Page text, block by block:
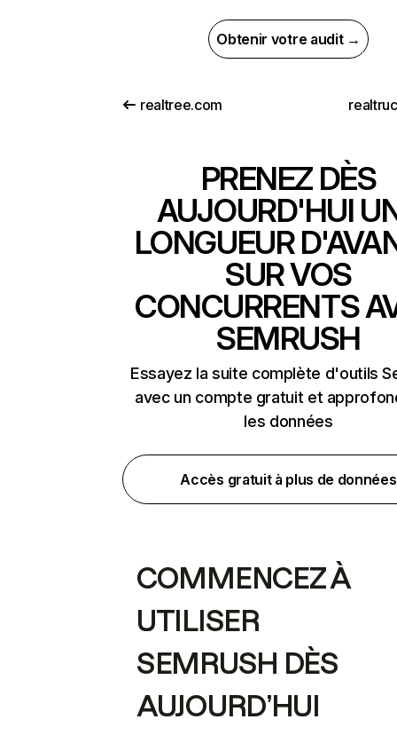
Obtenir votre audit →
realtree.com
PRENEZ DÈS
AUJOURD'HUI
LONGUEUR
SUR VOS
CONCURRENTS
SEMRUSH
Essayez la suite complète d'outils
avec un compte gratuit et
les données
Accès gratuit à plus de données
COMMENCEZ À
UTILISER
SEMRUSH DÈS
AUJOURD’HUI